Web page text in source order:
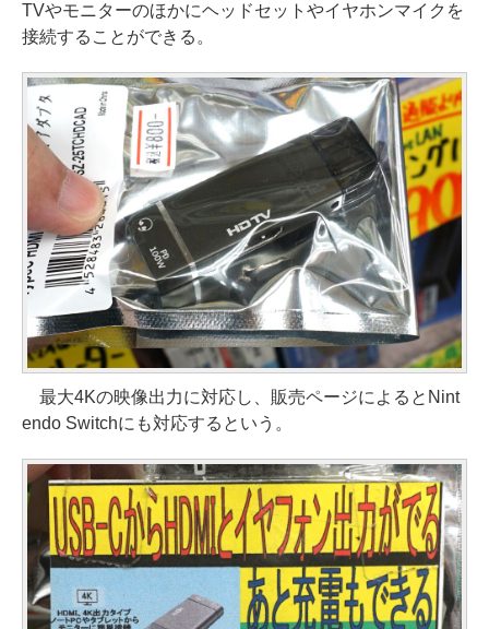
TVやモニターのほかにヘッドセットやイヤホンマイクを
接続することができる。
最大4Kの映像出力に対応し、販売ページによるとNint
endo Switchにも対応するという。